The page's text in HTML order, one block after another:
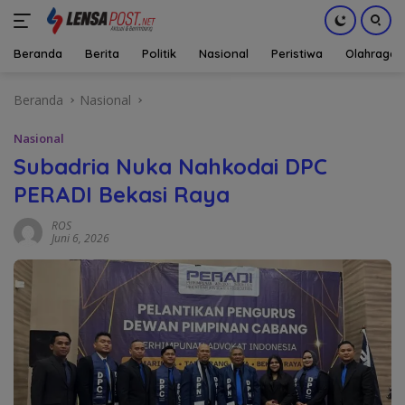
Beranda Berita Politik Nasional Peristiwa Olahraga
Beranda Nasional
Nasional
Subadria Nuka Nahkodai DPC
PERADI Bekasi Raya
ROS
Juni 6, 2026